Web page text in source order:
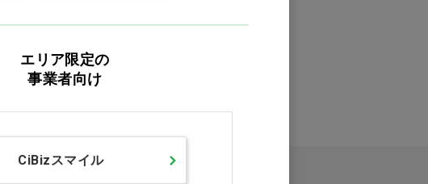
エリア限定の
事業者向け
CiBizスマイル